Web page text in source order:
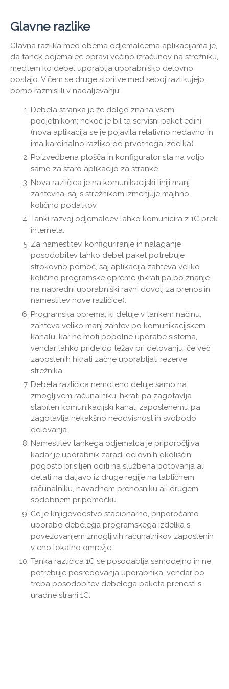
Glavne razlike
Glavna razlika med obema odjemalcema aplikacijama je,
da tanek odjemalec opravi večino izračunov na strežniku,
medtem ko debel uporablja uporabniško delovno
postajo. V čem se druge storitve med seboj razlikujejo,
bomo razmislili v nadaljevanju:
Debela stranka je že dolgo znana vsem
podjetnikom; nekoč je bil ta servisni paket edini
(nova aplikacija se je pojavila relativno nedavno in
ima kardinalno razliko od prvotnega izdelka).
Poizvedbena plošča in konfigurator sta na voljo
samo za staro aplikacijo za stranke.
Nova različica je na komunikacijski liniji manj
zahtevna, saj s strežnikom izmenjuje majhno
količino podatkov.
Tanki razvoj odjemalcev lahko komunicira z 1C prek
interneta.
Za namestitev, konfiguriranje in nalaganje
posodobitev lahko debel paket potrebuje
strokovno pomoč, saj aplikacija zahteva veliko
količino programske opreme (hkrati pa bo znanje
na napredni uporabniški ravni dovolj za prenos in
namestitev nove različice).
Programska oprema, ki deluje v tankem načinu,
zahteva veliko manj zahtev po komunikacijskem
kanalu, kar ne moti popolne uporabe sistema,
vendar lahko pride do težav pri delovanju, če več
zaposlenih hkrati začne uporabljati rezerve
strežnika.
Debela različica nemoteno deluje samo na
zmogljivem računalniku, hkrati pa zagotavlja
stabilen komunikacijski kanal, zaposlenemu pa
zagotavlja nekakšno neodvisnost in svobodo
delovanja.
Namestitev tankega odjemalca je priporočljiva,
kadar je uporabnik zaradi delovnih okoliščin
pogosto prisiljen oditi na službena potovanja ali
delati na daljavo iz druge regije na tabličnem
računalniku, navadnem prenosniku ali drugem
sodobnem pripomočku.
Če je knjigovodstvo stacionarno, priporočamo
uporabo debelega programskega izdelka s
povezovanjem zmogljivih računalnikov zaposlenih
v eno lokalno omrežje.
Tanka različica 1C se posodablja samodejno in ne
potrebuje posredovanja uporabnika, vendar bo
treba posodobitev debelega paketa prenesti s
uradne strani 1C.